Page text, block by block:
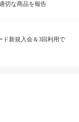
切な商品を報告
ド新規入会＆3回利用で